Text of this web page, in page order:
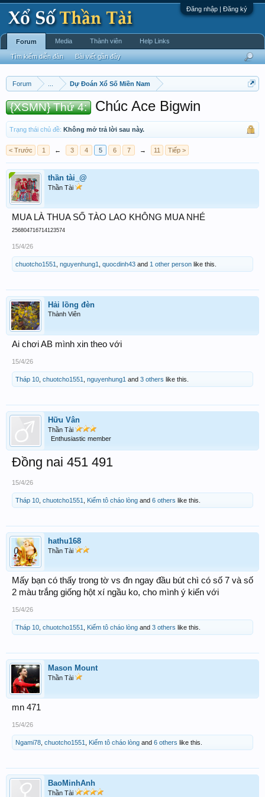
Đăng nhập | Đăng ký
Forum Dự Đoán Xổ Số Miền Nam
{XSMN} Thứ 4: Chúc Ace Bigwin
Trạng thái chủ đề: Không mở trả lời sau này.
< Trước 1 ← 3 4 5 6 7 → 11 Tiếp >
thần tài_@
Thần Tài
MUA LÀ THUA SỐ TÀO LAO KHÔNG MUA NHÉ
256804716714123574
15/4/26
chuotcho1551 nguyenhung1 quocdinh43 and 1 other person like this.
Hải lồng đèn
Thành Viên
Ai chơi AB mình xin theo với
15/4/26
Tháp 10 chuotcho1551 nguyenhung1 and 3 others like this.
Hữu Vân
Thần Tài
Enthusiastic member
Đồng nai 451 491
15/4/26
Tháp 10 chuotcho1551 Kiếm tô cháo lòng and 6 others like this.
hathu168
Thần Tài
Mấy bạn có thấy trong tờ vs đn ngay đầu bút chì có số 7 và số
2 màu trắng giống hột xí ngầu ko, cho mình ý kiến với
15/4/26
Tháp 10 chuotcho1551 Kiếm tô cháo lòng and 3 others like this.
Mason Mount
Thần Tài
mn 471
15/4/26
Ngami78 chuotcho1551 Kiếm tô cháo lòng and 6 others like this.
BaoMinhAnh
Thần Tài
Forum
Tìm kiếm diễn đàn Bài viết gần đây
Media Thành viên Help Links